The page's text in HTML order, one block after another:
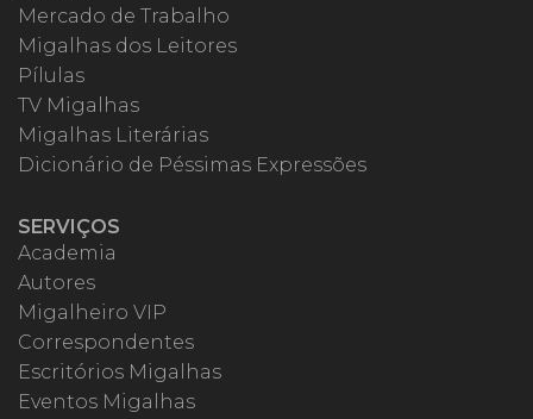
Mercado de Trabalho
Migalhas dos Leitores
Pílulas
TV Migalhas
Migalhas Literárias
Dicionário de Péssimas Expressões
SERVIÇOS
Academia
Autores
Migalheiro VIP
Correspondentes
Escritórios Migalhas
Eventos Migalhas